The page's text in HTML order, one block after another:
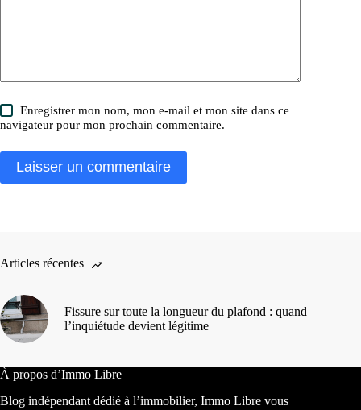
Enregistrer mon nom, mon e-mail et mon site dans ce
navigateur pour mon prochain commentaire.
Laisser un commentaire
Articles récentes
Fissure sur toute la longueur du plafond : quand
l’inquiétude devient légitime
À propos d’Immo Libre
Blog indépendant dédié à l’immobilier, Immo Libre vous